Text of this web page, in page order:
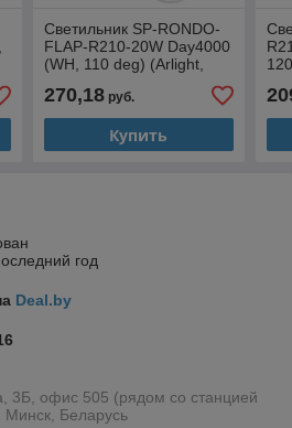
Светильник SP-RONDO-
FLAP-R210-20W Day4000
(WH, 110 deg) (Arlight,
270,18руб.
Купить
год
Deal.by
3Б, офис 505 (рядом со станцией
Минск, Беларусь